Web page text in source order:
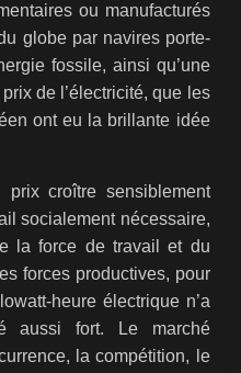
ou manufacturés
globe par navires porte-
fossile, ainsi qu’une
de l’électricité, que les
ont eu la brillante idée
prix croître sensiblement
socialement nécessaire,
la force de travail et du
forces productives, pour
heure électrique n’a
aussi fort. Le marché
la compétition, le